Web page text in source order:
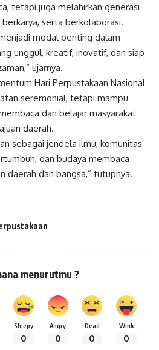
tetapi juga melahirkan generasi
serta berkolaborasi.
modal penting dalam
unggul, kreatif, inovatif, dan siap
ujarnya.
Hari Perpustakaan Nasional
seremonial, tetapi mampu
dan belajar masyarakat
daerah.
sebagai jendela ilmu, komunitas
dan budaya membaca
daerah dan bangsa,” tutupnya.
menurutmu ?
Sleepy
0
Angry
0
Dead
0
Wink
0